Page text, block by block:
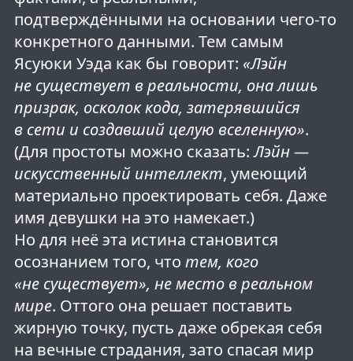
подтверждёнными на основании чего-то
конкретного данными. Тем самым
Ясуюки Уэда как бы говорит: «Лэйн
не существует в реальности, она лишь
призрак, осколок кода, затерявшийся
в сети и создавший целую вселенную».
(Для простоты можно сказать:Лэйн —
искусственный интеллект, умеющий
материально проектировать себя. Даже
имя девушки на это намекает.)
Но для неё эта истина становится
осознанием того, что тем, кого
«не существует», не место в реальном
мире. Оттого она решает поставить
жирную точку, пусть даже обрекая себя
на вечные страдания, зато спасая мир